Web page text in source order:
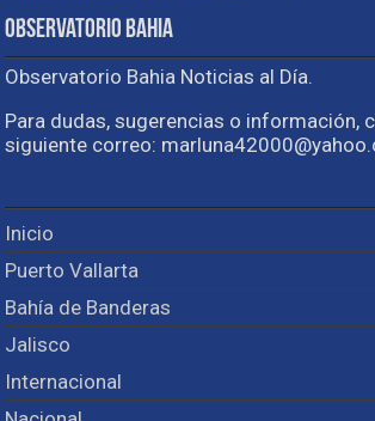
Observatorio Bahia
Observatorio Bahia Noticias al Día.
Para dudas, sugerencias o información,
siguiente correo:
Inicio
Puerto Vallarta
Bahía de Banderas
Jalisco
Internacional